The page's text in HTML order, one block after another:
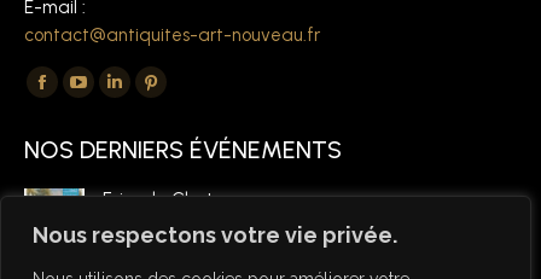
Nous respectons votre vie privée.
E-mail :
contact@antiquites-art-nouveau.fr
Trouvez nous sur :
La
Facebook
s'ouvre
La
YouTube
s'ouvre
La
LinkedIn
s'ouvre
une
La
Pinterest
s'ouvre
NOS DERNIERS ÉVÉNEMENTS
Foire de Chatou
6 mars 2026